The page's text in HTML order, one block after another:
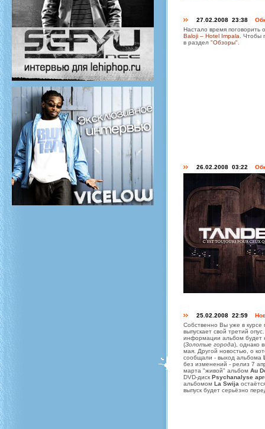
27.02.2008 23:38
Настало время поговорить
Baloji – Hotel Impala . Чтобы
в раздел "Обзоры"
26.02.2008 03:22
25.02.2008 22:59
Собственно Вы уже в курсе
выпускает свой третий
информации альбом будет
(Золотые города), однако
мая. Другой новостью, о
сообщали - выход альбома
без изменений - релиз 7
марта "живой" альбом Au
DVD-диск Psychanalyse
альбомом La Swija
выпуск будет серьёзно